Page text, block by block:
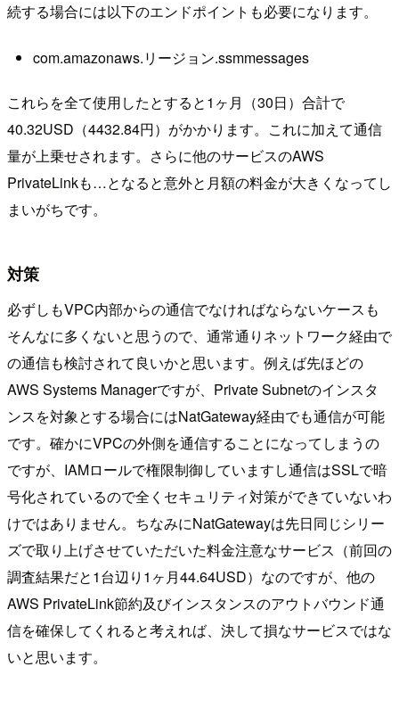
続する場合には以下のエンドポイントも必要になります。
com.amazonaws.リージョン.ssmmessages
これらを全て使用したとすると1ヶ月（30日）合計で
40.32USD（4432.84円）がかかります。これに加えて通信
量が上乗せされます。さらに他のサービスのAWS
PrivateLinkも…となると意外と月額の料金が大きくなってし
まいがちです。
対策
必ずしもVPC内部からの通信でなければならないケースも
そんなに多くないと思うので、通常通りネットワーク経由で
の通信も検討されて良いかと思います。例えば先ほどの
AWS Systems Managerですが、Private Subnetのインスタ
ンスを対象とする場合にはNatGateway経由でも通信が可能
です。確かにVPCの外側を通信することになってしまうの
ですが、IAMロールで権限制御していますし通信はSSLで暗
号化されているので全くセキュリティ対策ができていないわ
けではありません。ちなみにNatGatewayは先日同じシリー
ズで取り上げさせていただいた料金注意なサービス（前回の
調査結果だと1台辺り1ヶ月44.64USD）なのですが、他の
AWS PrivateLink節約及びインスタンスのアウトバウンド通
信を確保してくれると考えれば、決して損なサービスではな
いと思います。